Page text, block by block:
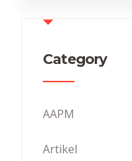
Category
AAPM
Artikel